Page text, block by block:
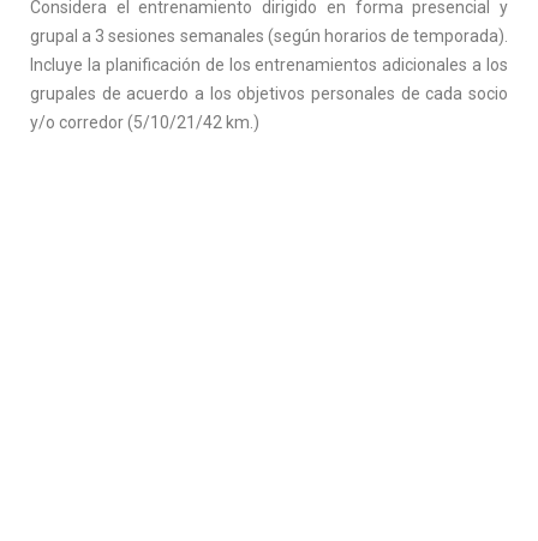
Considera el entrenamiento dirigido en forma presencial y
grupal a 3 sesiones semanales (según horarios de temporada).
Incluye la planificación de los entrenamientos adicionales a los
grupales de acuerdo a los objetivos personales de cada socio
y/o corredor (5/10/21/42 km.)